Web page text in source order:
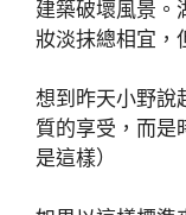
建築破壞風景。
妝淡抹總相宜，
想到昨天小野說
質的享受，而是
是這樣）